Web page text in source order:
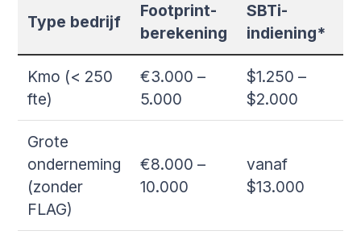
Type bedrijf
Footprint-
berekening
SBTi-
indiening*
Kmo (< 250
fte)
€3.000 –
5.000
$1.250 –
$2.000
Grote
onderneming
(zonder
FLAG)
€8.000 –
10.000
vanaf
$13.000